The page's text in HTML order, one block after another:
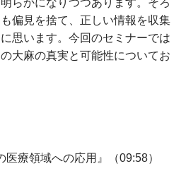
らかになりつつあります。そろ
偏見を捨て、正しい情報を収集
思います。今回のセミナーでは
大麻の真実と可能性についてお
療領域への応用』（09:58）